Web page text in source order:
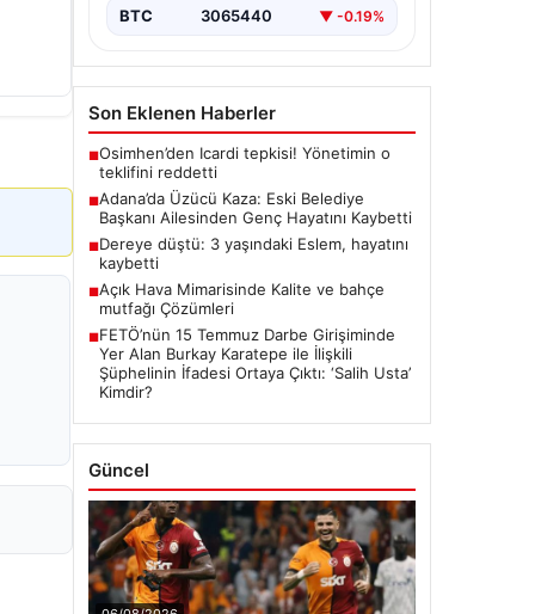
BTC 3065440 ▼ -0.19%
Son Eklenen Haberler
■Osimhen’den Icardi tepkisi! Yönetimin o
teklifini reddetti
■Adana’da Üzücü Kaza: Eski Belediye
Başkanı Ailesinden Genç Hayatını Kaybetti
■Dereye düştü: 3 yaşındaki Eslem, hayatını
kaybetti
■Açık Hava Mimarisinde Kalite ve bahçe
mutfağı Çözümleri
■FETÖ’nün 15 Temmuz Darbe Girişiminde
Yer Alan Burkay Karatepe ile İlişkili
Şüphelinin İfadesi Ortaya Çıktı: ‘Salih Usta’
Kimdir?
Güncel